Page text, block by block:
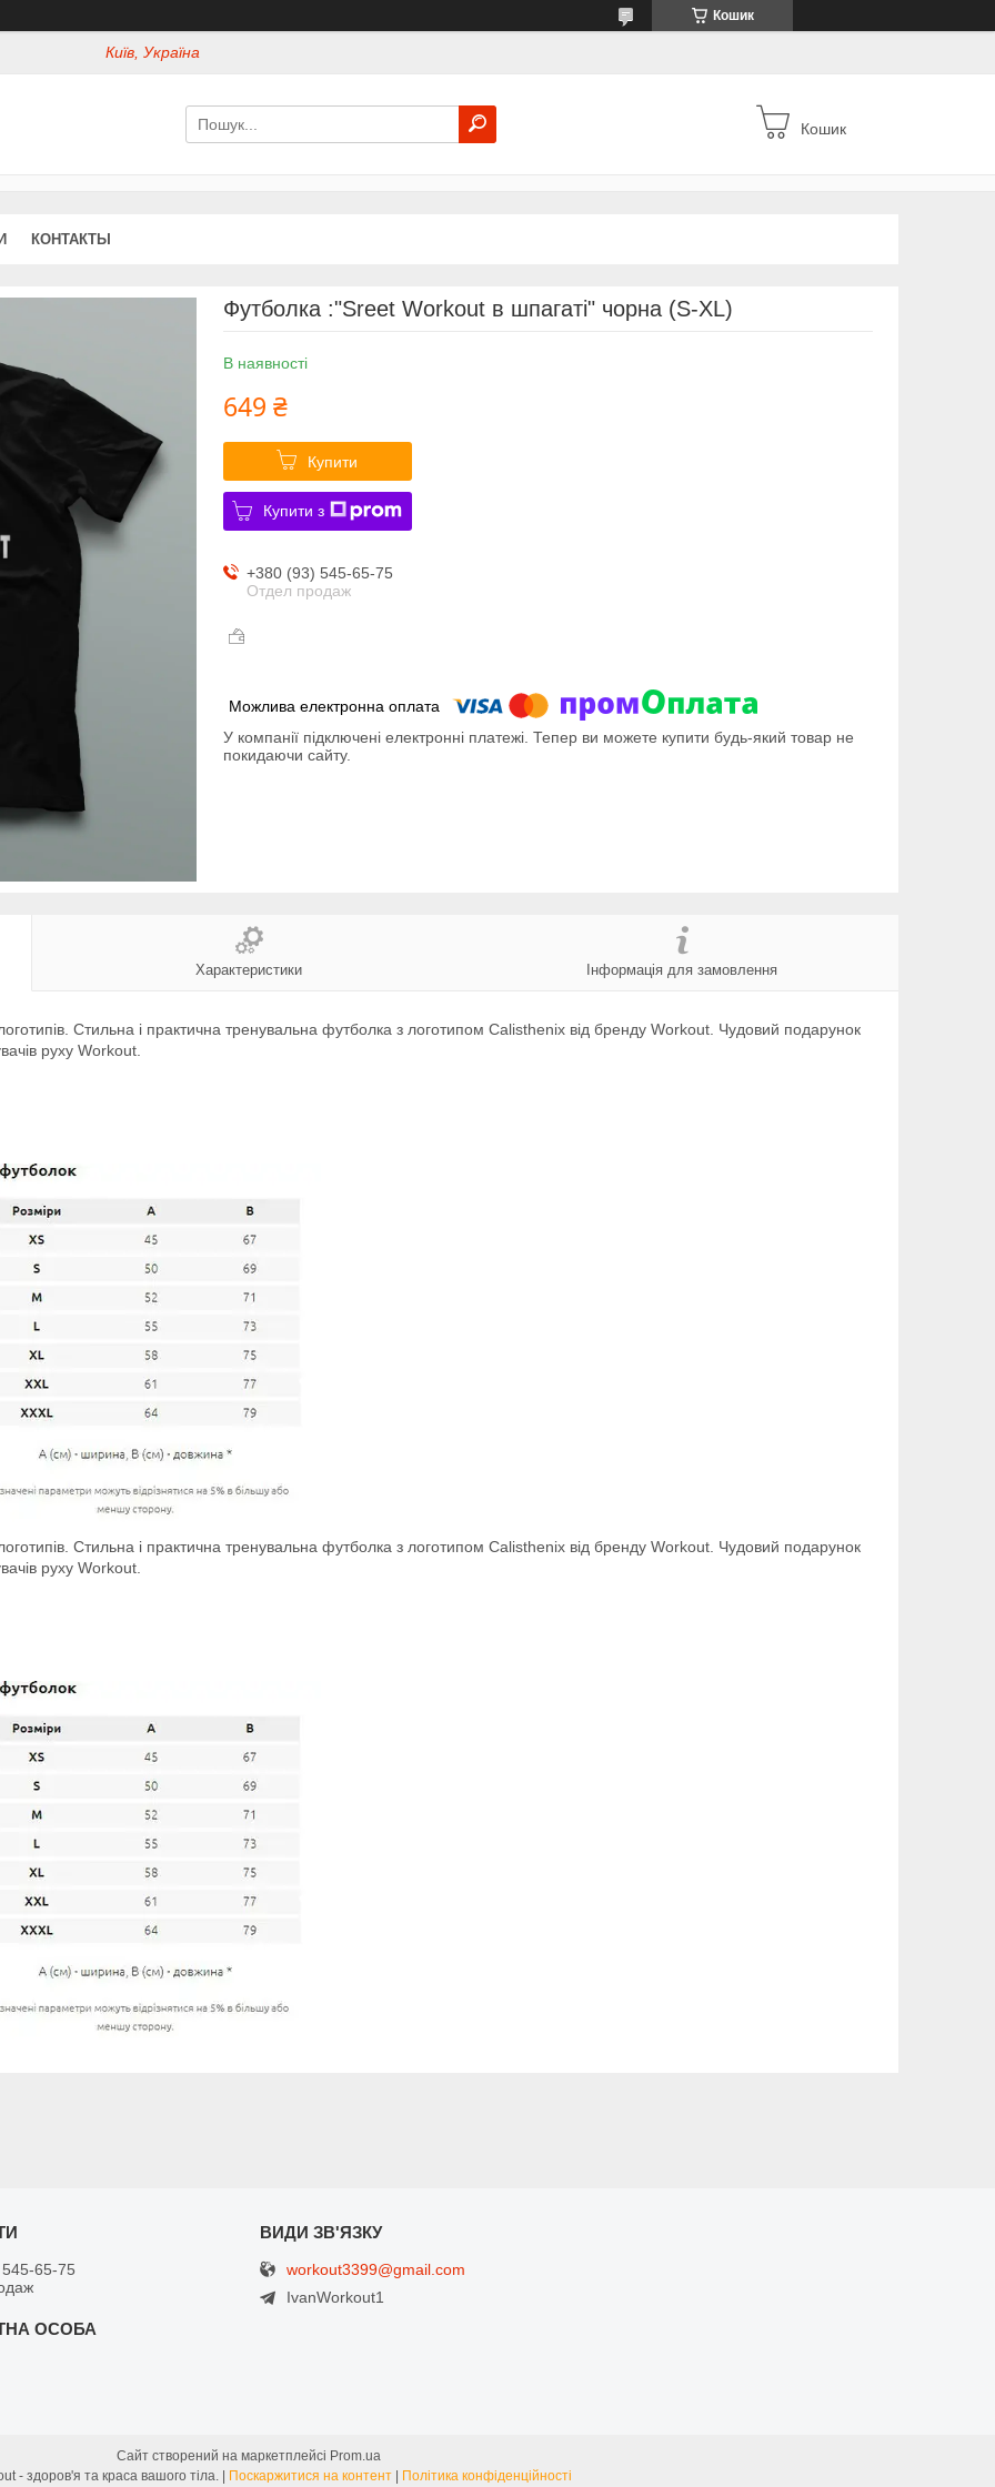
Кошик
Київ, Україна
Кошик
КОНТАКТЫ
Футболка :"Sreet Workout в шпагаті" чорна (S-XL)
В наявності
649 ₴
Купити
Купити з
+380 (93) 545-65-75
Отдел продаж
У компанії підключені електронні платежі. Тепер ви можете купити будь-який товар не
покидаючи сайту.
Характеристики Інформація для замовлення
Стильна і практична тренувальна футболка з логотипом Calisthenix від бренду Workout. Чудовий подарунок
руху Workout.
Стильна і практична тренувальна футболка з логотипом Calisthenix від бренду Workout. Чудовий подарунок
руху Workout.
65-75
workout3399@gmail.com
IvanWorkout1
Сайт створений на маркетплейсі Prom.ua
Поскаржитися на контент Політика конфіденційності